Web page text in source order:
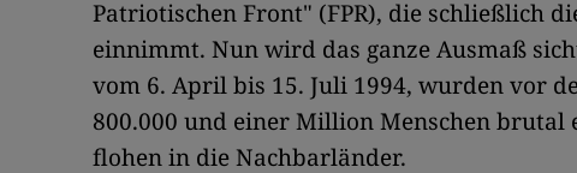
Patriotischen Front" (FPR), die schließlich
einnimmt. Nun wird das ganze Ausmaß
vom 6. April bis 15. Juli 1994, wurden vor
800.000 und einer Million Menschen
flohen in die Nachbarländer.